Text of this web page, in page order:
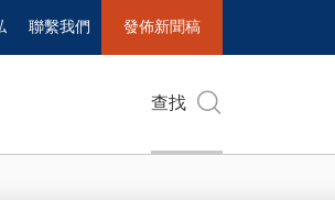
聯繫我們 發佈新聞稿
查找